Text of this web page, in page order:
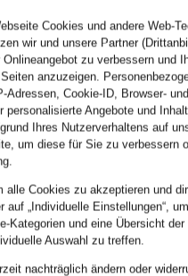
Island
The
North
Cookies und andere Web-
wir und unsere Partner
zu verbessern und
anzuzeigen.
Adressen, Cookie-ID, Browser-
personalisierte Angebote und
Ihres Nutzerverhaltens auf
um diese für Sie zu verbessern
alle Cookies zu akzeptieren und
„Individuelle Einstellungen“,
Kategorien und eine Übersicht
Auswahl zu treffen.
nachträglich ändern oder